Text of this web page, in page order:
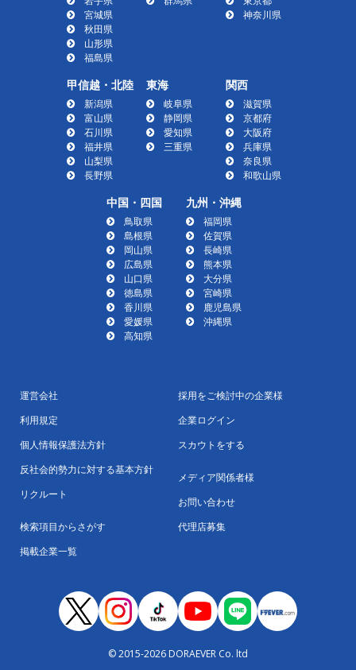
宮城県
秋田県
山形県
福島県
神奈川県
甲信越・北陸
新潟県
富山県
石川県
福井県
山梨県
長野県
東海
岐阜県
静岡県
愛知県
三重県
関西
滋賀県
京都府
大阪府
兵庫県
奈良県
和歌山県
中国・四国
鳥取県
島根県
岡山県
広島県
山口県
徳島県
香川県
愛媛県
高知県
九州・沖縄
福岡県
佐賀県
長崎県
熊本県
大分県
宮崎県
鹿児島県
沖縄県
運営会社
利用規定
個人情報保護法方針
反社会的勢力に対する基本方針
リクルート
検索項目からさがす
掲載企業一覧
採用をご検討中の企業様
企業ログイン
スカウトをする
メディア関係者様
お問い合わせ
代理店募集
© 2015-2026 DORAEVER Co. ltd